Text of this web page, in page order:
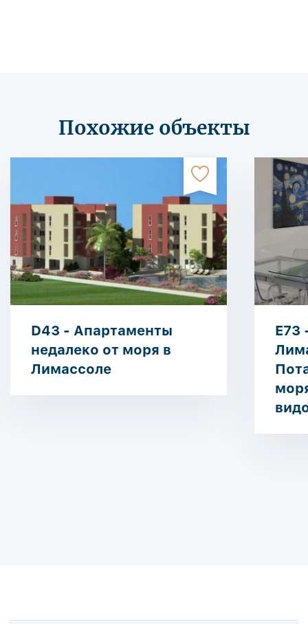
Похожие объекты
D43 - Апартаменты
недалеко от моря в
Лимассоле
E73